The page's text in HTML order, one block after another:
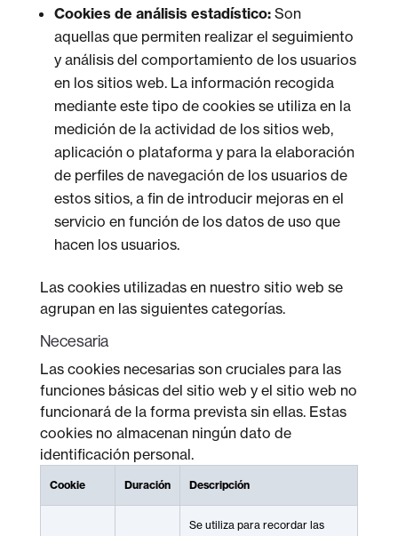
Cookies de análisis estadístico:Son
aquellas que permiten realizar el seguimiento
y análisis del comportamiento de los usuarios
en los sitios web. La información recogida
mediante este tipo de cookies se utiliza en la
medición de la actividad de los sitios web,
aplicación o plataforma y para la elaboración
de perfiles de navegación de los usuarios de
estos sitios, a fin de introducir mejoras en el
servicio en función de los datos de uso que
hacen los usuarios.
Las cookies utilizadas en nuestro sitio web se
agrupan en las siguientes categorías.
Necesaria
Las cookies necesarias son cruciales para las
funciones básicas del sitio web y el sitio web no
funcionará de la forma prevista sin ellas. Estas
cookies no almacenan ningún dato de
identificación personal.
Cookie Duración Descripción
Se utiliza para recordar las